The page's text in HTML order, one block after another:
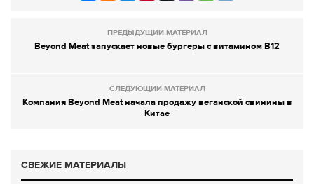
ПРЕДЫДУЩИЙ МАТЕРИАЛ
Beyond Meat запускает новые бургеры с витамином B12
СЛЕДУЮЩИЙ МАТЕРИАЛ
Компания Beyond Meat начала продажу веганской свинины в
Китае
СВЕЖИЕ МАТЕРИАЛЫ